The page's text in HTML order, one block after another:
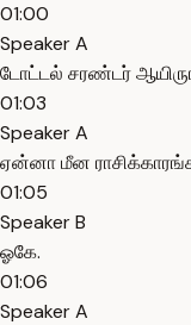
01:00
Speaker A
டோட்டல் சரண்டர்
01:03
Speaker A
ஏன்னா மீன
01:05
Speaker B
ஓகே.
01:06
Speaker A